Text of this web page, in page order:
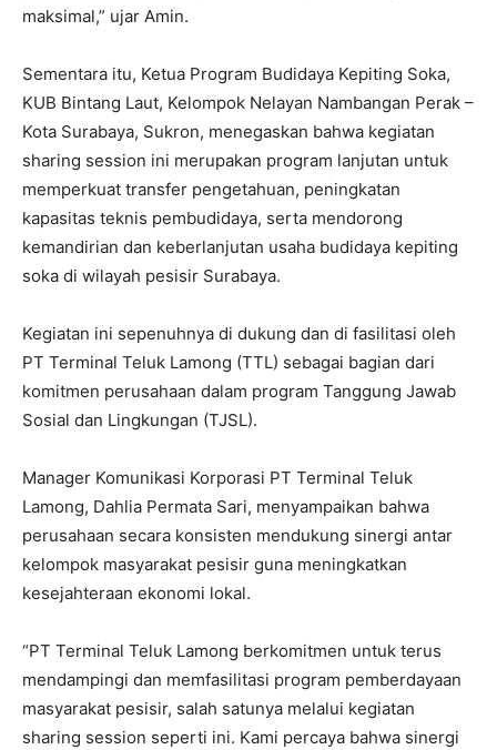
maksimal,” ujar Amin.
Sementara itu, Ketua Program Budidaya Kepiting Soka,
KUB Bintang Laut, Kelompok Nelayan Nambangan Perak –
Kota Surabaya, Sukron, menegaskan bahwa kegiatan
sharing session ini merupakan program lanjutan untuk
memperkuat transfer pengetahuan, peningkatan
kapasitas teknis pembudidaya, serta mendorong
kemandirian dan keberlanjutan usaha budidaya kepiting
soka di wilayah pesisir Surabaya.
Kegiatan ini sepenuhnya di dukung dan di fasilitasi oleh
PT Terminal Teluk Lamong (TTL) sebagai bagian dari
komitmen perusahaan dalam program Tanggung Jawab
Sosial dan Lingkungan (TJSL).
Manager Komunikasi Korporasi PT Terminal Teluk
Lamong, Dahlia Permata Sari, menyampaikan bahwa
perusahaan secara konsisten mendukung sinergi antar
kelompok masyarakat pesisir guna meningkatkan
kesejahteraan ekonomi lokal.
“PT Terminal Teluk Lamong berkomitmen untuk terus
mendampingi dan memfasilitasi program pemberdayaan
masyarakat pesisir, salah satunya melalui kegiatan
sharing session seperti ini. Kami percaya bahwa sinergi